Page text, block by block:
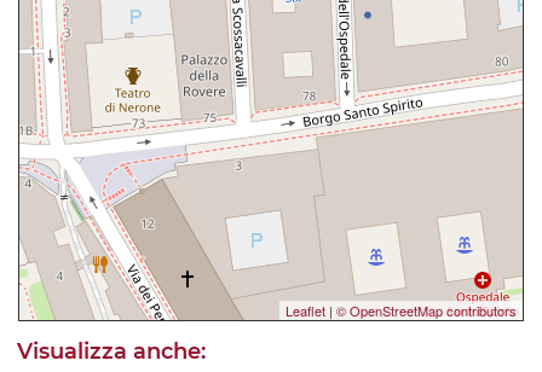
Leaflet | © OpenStreetMap contributors